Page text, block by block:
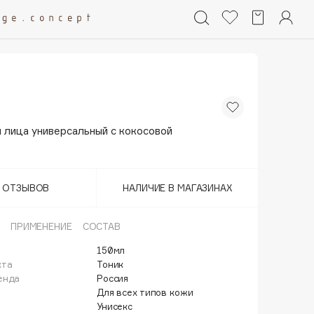
универсальный с кокосовой
ОТЗЫВОВ НАЛИЧИЕ В МАГАЗИНАХ
ПРИМЕНЕНИЕ СОСТАВ
150мл
Тоник
Россия
Для всех типов кожи
Унисекс